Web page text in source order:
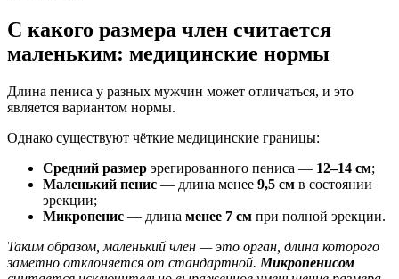
С какого размера член считается
маленьким: медицинские нормы
Длина пениса у разных мужчин может отличаться, и это
является вариантом нормы.
Однако существуют чёткие медицинские границы:
Средний размер эрегированного пениса — 12–14 см;
Маленький пенис — длина менее 9,5 см в состоянии
эрекции;
Микропенис — длина менее 7 см при полной эрекции.
Таким образом, маленький член — это орган, длина которого
заметно отклоняется от стандартной. Микропенисом